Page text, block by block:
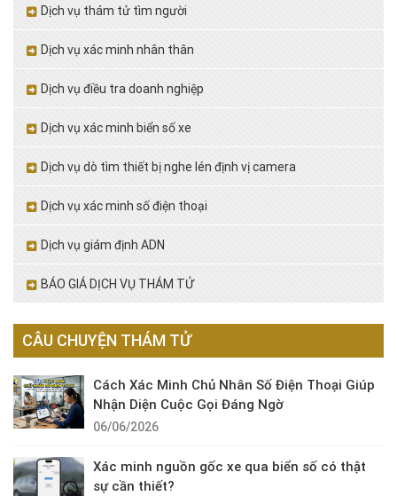
Dịch vụ thám tử tìm người
Dịch vụ xác minh nhân thân
Dịch vụ điều tra doanh nghiệp
Dịch vụ xác minh biển số xe
Dịch vụ dò tìm thiết bị nghe lén định vị camera
Dịch vụ xác minh số điện thoại
Dịch vụ giám định ADN
BÁO GIÁ DỊCH VỤ THÁM TỬ
CÂU CHUYỆN THÁM TỬ
Cách Xác Minh Chủ Nhân Số Điện Thoại Giúp
Nhận Diện Cuộc Gọi Đáng Ngờ
06/06/2026
Xác minh nguồn gốc xe qua biển số có thật
sự cần thiết?